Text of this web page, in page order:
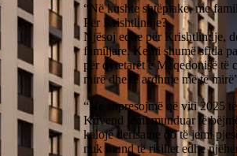
“Në kushte shtëpiake, me
Për Krishtlindje?
Njësoj edhe për Krishtlindje,
familjare. Kemi shumë sfida
për qytetarët e Maqedonisë të
mirë dhe të ardhme më të
“Ne shpresojmë që viti 2025
Kuvend jemi munduar të
kalojë derisa ne do të jemi
nuk mund të risillet edhe